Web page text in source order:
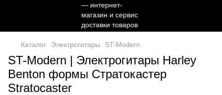
Каталог Электрогитары ST-Modern
ST-Modern | Электрогитары Harley
Benton формы Стратокастер
Stratocaster